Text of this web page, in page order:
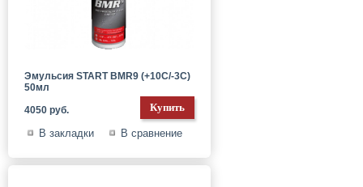
Эмульсия START BMR9 (+10C/-3C)
50мл
4050 руб.
В закладки В сравнение